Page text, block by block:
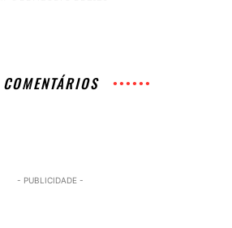
COMENTÁRIOS
- PUBLICIDADE -